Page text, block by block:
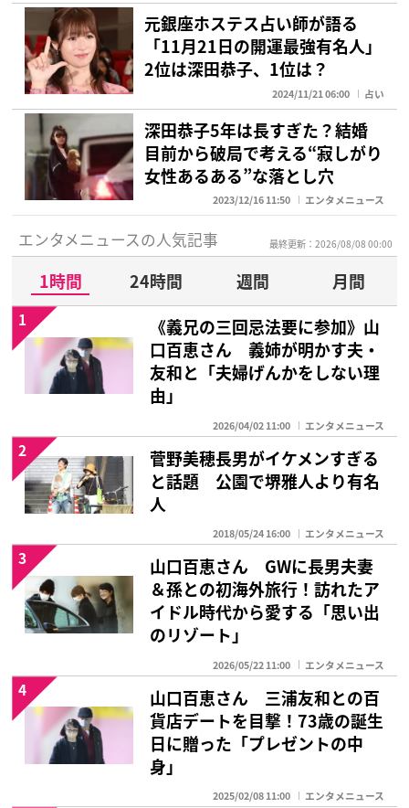
元銀座ホステス占い師が語る
「11月21日の開運最強有名人」
2位は深田恭子、1位は？
2024/11/21 06:00 占い
深田恭子5年は長すぎた？結婚
目前から破局で考える“寂しがり
女性あるある”な落とし穴
2023/12/16 11:50 エンタメニュース
エンタメニュースの人気記事 最終更新：2026/08/08 00:00
1時間 24時間 週間
月間
《義兄の三回忌法要に参加》山
口百恵さん 義姉が明かす夫・
友和と「夫婦げんかをしない理
由」
2026/04/02 11:00 エンタメニュース
1
菅野美穂長男がイケメンすぎる
と話題 公園で堺雅人より有名
人
2018/05/24 16:00 エンタメニュース
2
山口百恵さん GWに長男夫妻
＆孫との初海外旅行！訪れたア
イドル時代から愛する「思い出
のリゾート」
2026/05/22 11:00 エンタメニュース
3
山口百恵さん 三浦友和との百
貨店デートを目撃！73歳の誕生
日に贈った「プレゼントの中
身」
2025/02/08 11:00 エンタメニュース
4